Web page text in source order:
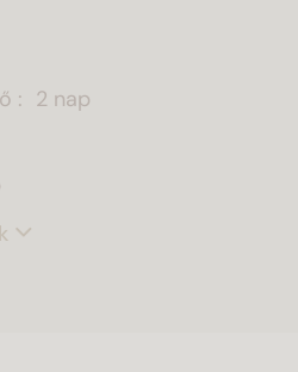
2 nap